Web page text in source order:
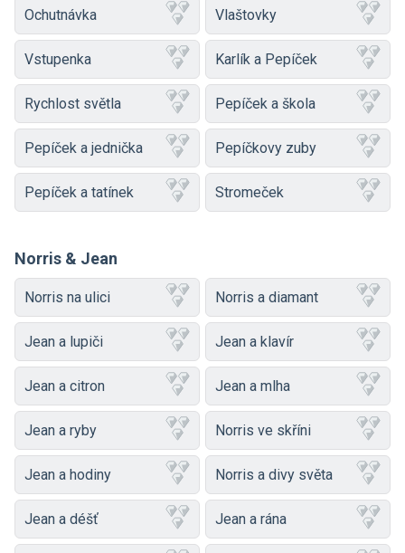
Ochutnávka Vlaštovky
Vstupenka Karlík a Pepíček
Rychlost světla Pepíček a škola
Pepíček a jednička Pepíčkovy zuby
Pepíček a tatínek Stromeček
Norris & Jean
Norris na ulici Norris a diamant
Jean a lupiči Jean a klavír
Jean a citron Jean a mlha
Jean a ryby Norris ve skříni
Jean a hodiny Norris a divy světa
Jean a déšť Jean a rána